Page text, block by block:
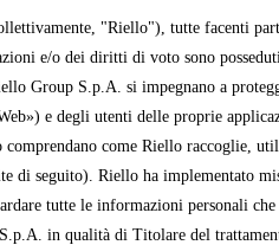
"Riello"), tutte facenti
e/o dei diritti di voto sono
Group S.p.A. si impegnano a
e degli utenti delle proprie
come Riello raccoglie,
di seguito). Riello ha implementato
tutte le informazioni personali che
in qualità di Titolare del